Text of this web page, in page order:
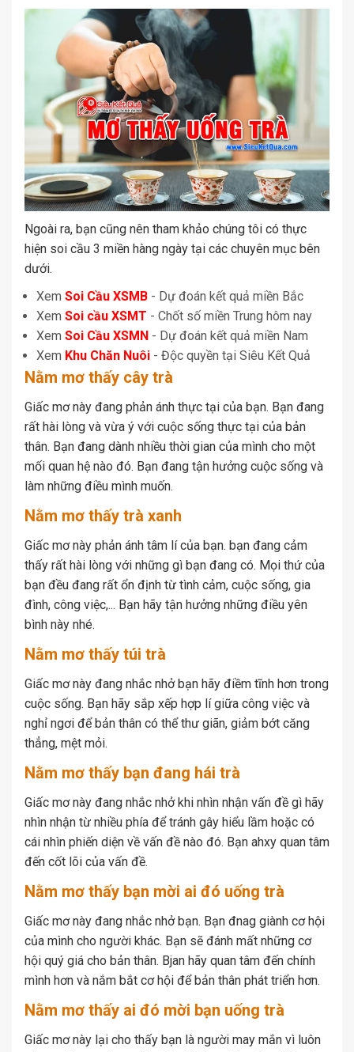
Ngoài ra, bạn cũng nên tham khảo chúng tôi có thực
hiện soi cầu 3 miền hàng ngày tại các chuyên mục bên
dưới.
Xem Soi Cầu XSMB - Dự đoán kết quả miền Bắc
Xem Soi cầu XSMT - Chốt số miền Trung hôm nay
Xem Soi Cầu XSMN - Dự đoán kết quả miền Nam
Xem Khu Chăn Nuôi - Độc quyền tại Siêu Kết Quả
Nằm mơ thấy cây trà
Giấc mơ này đang phản ánh thực tại của bạn. Bạn đang
rất hài lòng và vừa ý với cuộc sống thực tại của bản
thân. Bạn đang dành nhiều thời gian của mình cho một
mối quan hệ nào đó. Bạn đang tận hưởng cuộc sống và
làm những điều mình muốn.
Nằm mơ thấy trà xanh
Giấc mơ này phản ánh tâm lí của bạn. bạn đang cảm
thấy rất hài lòng với những gì bạn đang có. Mọi thứ của
bạn đều đang rất ổn định từ tình cảm, cuộc sống, gia
đình, công việc,... Bạn hãy tận hưởng những điều yên
bình này nhé.
Nằm mơ thấy túi trà
Giấc mơ này đang nhắc nhở bạn hãy điềm tĩnh hơn trong
cuộc sống. Bạn hãy sắp xếp hợp lí giữa công việc và
nghỉ ngơi để bản thân có thể thư giãn, giảm bớt căng
thẳng, mệt mỏi.
Nằm mơ thấy bạn đang hái trà
Giấc mơ này đang nhắc nhở khi nhìn nhận vấn đề gì hãy
nhìn nhận từ nhiều phía để tránh gây hiểu lầm hoặc có
cái nhìn phiến diện về vấn đề nào đó. Bạn ahxy quan tâm
đến cốt lõi của vấn đề.
Nằm mơ thấy bạn mời ai đó uống trà
Giấc mơ này đang nhắc nhở bạn. Bạn đnag giành cơ hội
của mình cho người khác. Bạn sẽ đánh mất những cơ
hội quý giá cho bản thân. Bjan hãy quan tâm đến chính
mình hơn và nắm bắt cơ hội để bản thân phát triển hơn.
Nằm mơ thấy ai đó mời bạn uống trà
Giấc mơ này lại cho thấy bạn là người may mắn vì luôn